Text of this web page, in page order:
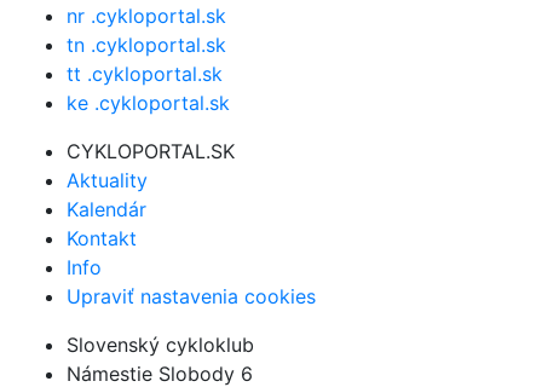
nr .cykloportal.sk
tn .cykloportal.sk
tt .cykloportal.sk
ke .cykloportal.sk
CYKLOPORTAL.SK
Aktuality
Kalendár
Kontakt
Info
Upraviť nastavenia cookies
Slovenský cykloklub
Námestie Slobody 6